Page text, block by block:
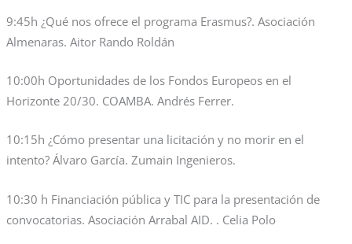
9:45h ¿Qué nos ofrece el programa Erasmus?. Asociación
Almenaras. Aitor Rando Roldán
10:00h Oportunidades de los Fondos Europeos en el
Horizonte 20/30. COAMBA. Andrés Ferrer.
10:15h ¿Cómo presentar una licitación y no morir en el
intento? Álvaro García. Zumain Ingenieros.
10:30 h Financiación pública y TIC para la presentación de
convocatorias. Asociación Arrabal AID. . Celia Polo